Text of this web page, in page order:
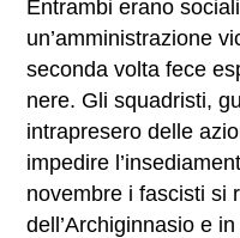
Entrambi erano
un’amministrazione
seconda volta fece
nere. Gli squadristi,
intrapresero delle
impedire
novembre i fascisti si
dell’Archiginnasio e